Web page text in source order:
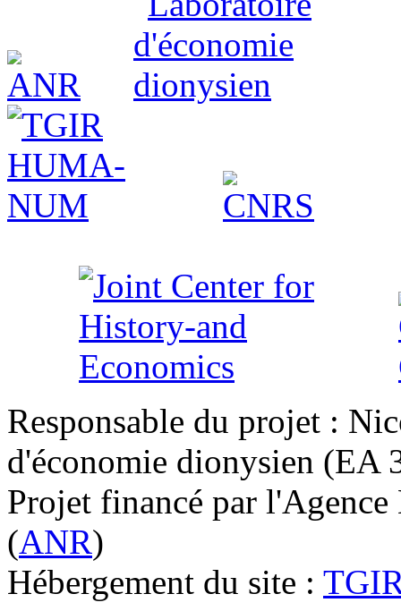
Responsable du projet :
d'économie dionysien
Projet financé par l'Agence
(ANR)
Hébergement du site :